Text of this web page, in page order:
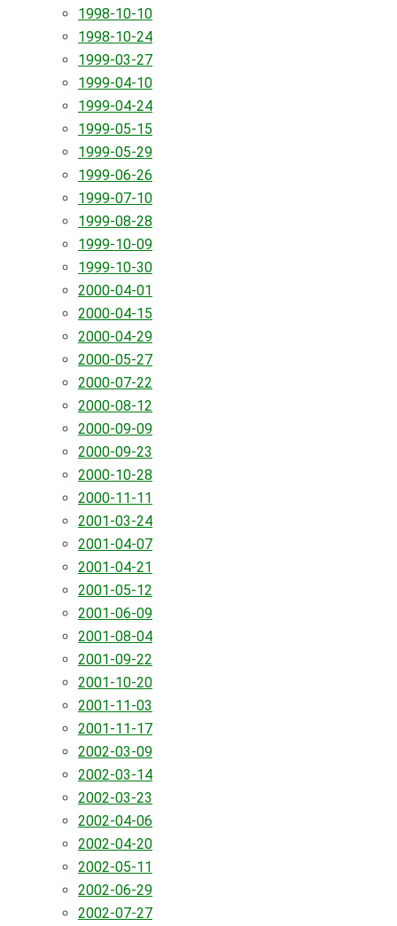
1998-10-10
1998-10-24
1999-03-27
1999-04-10
1999-04-24
1999-05-15
1999-05-29
1999-06-26
1999-07-10
1999-08-28
1999-10-09
1999-10-30
2000-04-01
2000-04-15
2000-04-29
2000-05-27
2000-07-22
2000-08-12
2000-09-09
2000-09-23
2000-10-28
2000-11-11
2001-03-24
2001-04-07
2001-04-21
2001-05-12
2001-06-09
2001-08-04
2001-09-22
2001-10-20
2001-11-03
2001-11-17
2002-03-09
2002-03-14
2002-03-23
2002-04-06
2002-04-20
2002-05-11
2002-06-29
2002-07-27